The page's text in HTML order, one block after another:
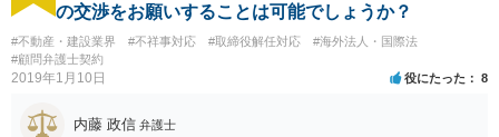
の交渉をお願いすることは可能でしょうか？
#不動産・建設業界 #不祥事対応 #取締役解任対応
#海外法人・国際法
#顧問弁護士契約
2019年1月10日 役にたった 8
内藤 政信 弁護士